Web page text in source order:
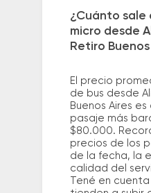
¿Cuánto sale
micro desde
Retiro Buenos
El precio
de bus desde
Buenos Aires
pasaje más
$80.000.
precios de los
de la fecha, la
calidad del
Tené en